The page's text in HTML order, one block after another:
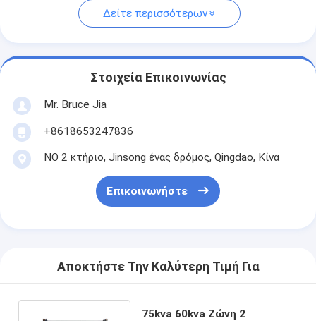
Δείτε περισσότερων
Στοιχεία Επικοινωνίας
Mr. Bruce Jia
+8618653247836
ΝΟ 2 κτήριο, Jinsong ένας δρόμος, Qingdao, Κίνα
Επικοινωνήστε
Αποκτήστε Την Καλύτερη Τιμή Για
75kva 60kva Ζώνη 2